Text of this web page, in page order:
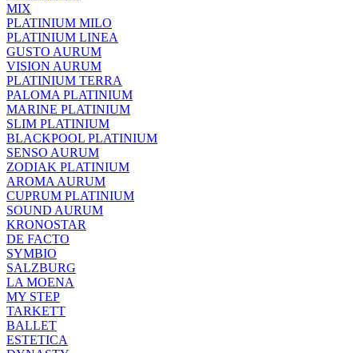
MIX
PLATINIUM MILO
PLATINIUM LINEA
GUSTO AURUM
VISION AURUM
PLATINIUM TERRA
PALOMA PLATINIUM
MARINE PLATINIUM
SLIM PLATINIUM
BLACKPOOL PLATINIUM
SENSO AURUM
ZODIAK PLATINIUM
AROMA AURUM
CUPRUM PLATINIUM
SOUND AURUM
KRONOSTAR
DE FACTO
SYMBIO
SALZBURG
LA MOENA
MY STEP
TARKETT
BALLET
ESTETICA